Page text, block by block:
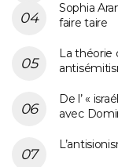
Sophia
faire taire
La théorie
De l’ «
avec